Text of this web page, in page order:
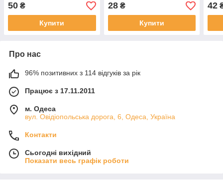
50 ₴
Купити
28₴
Купити
42
Про нас
96% позитивних з 114 відгуків за рік
Працює з 17.11.2011
м. Одеса
вул. Овідіопольська дорога, 6, Одеса, Україна
Контакти
Сьогодні вихідний
Показати весь графік роботи